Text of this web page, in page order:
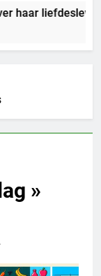
liefdesleven
»